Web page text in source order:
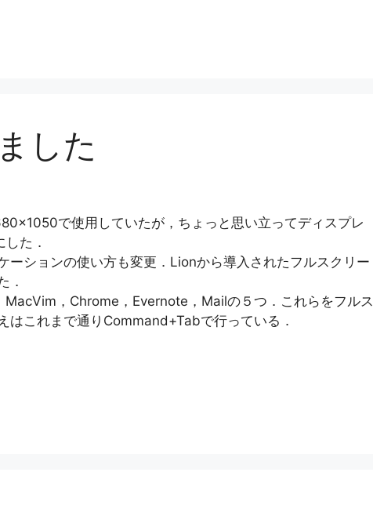
した
で使用していたが，ちょっと思い立ってディスプレ
た．
ーションの使い方も変更．Lionから導入されたフルスクリー
．
，Chrome，Evernote，Mailの５つ．これらをフルス
はこれまで通りCommand+Tabで行っている．